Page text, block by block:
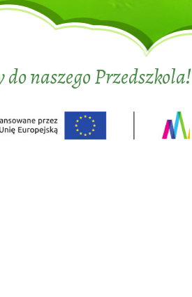
naszego Przedszkola!